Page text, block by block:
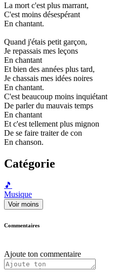
La mort c'est plus marrant,
C'est moins désespérant
En chantant.
Quand j'étais petit garçon,
Je repassais mes leçons
En chantant
Et bien des années plus tard,
Je chassais mes idées noires
En chantant.
C'est beaucoup moins inquiétant
De parler du mauvais temps
En chantant
Et c'est tellement plus mignon
De se faire traiter de con
En chanson.
Catégorie
🎵
Musique
Voir moins
Commentaires
Ajoute ton commentaire